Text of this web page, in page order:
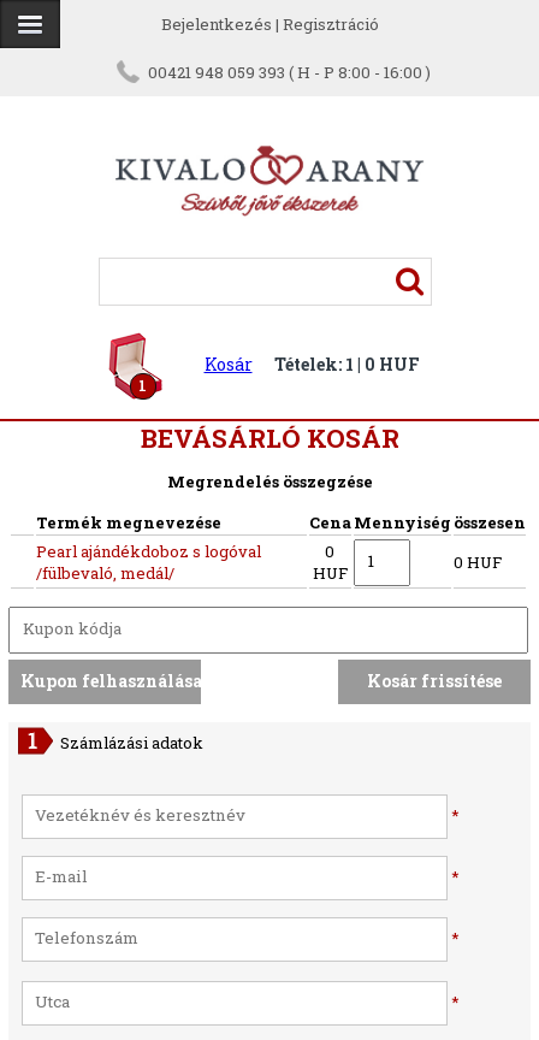
Bejelentkezés | Regisztráció
00421 948 059 393 ( H - P 8:00 - 16:00 )
1
Kosár Tételek: 1 | 0 HUF
BEVÁSÁRLÓ KOSÁR
Megrendelés összegzése
Termék megnevezése
CenaMennyiség összesen
Pearl ajándékdoboz s logóval
/fülbevaló, medál/
0
HUF
0 HUF
Számlázási adatok
*
*
*
*